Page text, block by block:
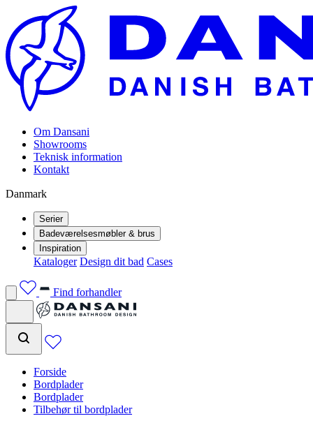
Om Dansani
Showrooms
Teknisk information
Kontakt
Danmark
Serier
Badeværelsesmøbler & brus
Inspiration
Kataloger Design dit bad Cases
Find forhandler
Forside
Bordplader
Bordplader
Tilbehør til bordplader